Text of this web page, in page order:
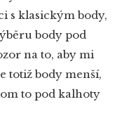
s klasickým body,
body pod
na to, aby mi
totiž body menší,
to pod kalhoty